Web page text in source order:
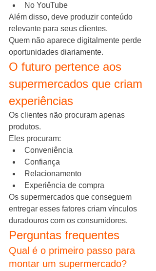
No YouTube
Além disso, deve produzir conteúdo
relevante para seus clientes.
Quem não aparece digitalmente perde
oportunidades diariamente.
O futuro pertence aos
supermercados que criam
experiências
Os clientes não procuram apenas
produtos.
Eles procuram:
Conveniência
Confiança
Relacionamento
Experiência de compra
Os supermercados que conseguem
entregar esses fatores criam vínculos
duradouros com os consumidores.
Perguntas frequentes
Qual é o primeiro passo para
montar um supermercado?